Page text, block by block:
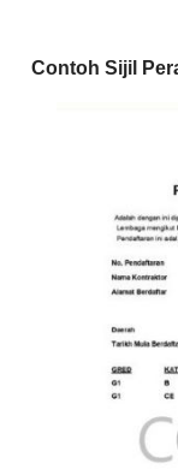
Contoh Sijil